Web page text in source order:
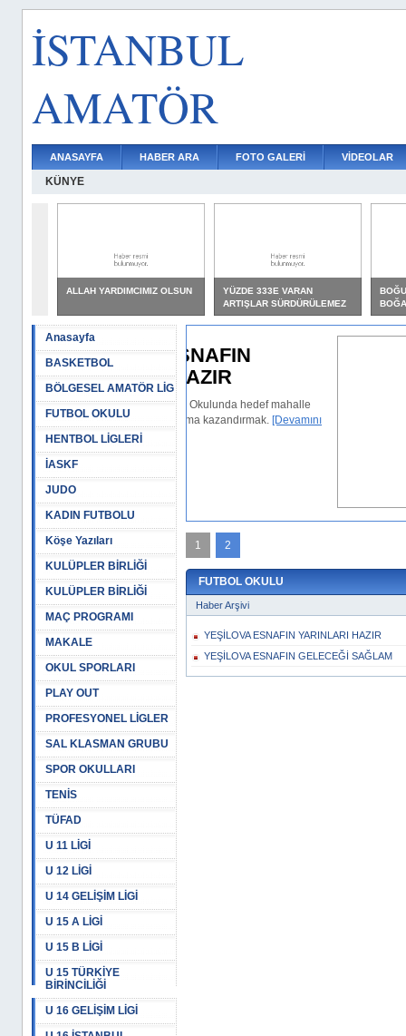
İSTANBUL
AMATÖR
ANASAYFA HABER ARA FOTO GALERİ VİDEOLAR
KÜNYE
ALLAH YARDIMCIMIZ OLSUN
YÜZDE 333E VARAN
ARTIŞLAR SÜRDÜRÜLEMEZ
Anasayfa
BASKETBOL
BÖLGESEL AMATÖR LİG
FUTBOL OKULU
HENTBOL LİGLERİ
İASKF
JUDO
KADIN FUTBOLU
Köşe Yazıları
KULÜPLER BİRLİĞİ
KULÜPLER BİRLİĞİ
MAÇ PROGRAMI
MAKALE
OKUL SPORLARI
PLAY OUT
PROFESYONEL LİGLER
SAL KLASMAN GRUBU
SPOR OKULLARI
TENİS
TÜFAD
U 11 LİGİ
U 12 LİGİ
U 14 GELİŞİM LİGİ
U 15 A LİGİ
U 15 B LİGİ
U 15 TÜRKİYE
BİRİNCİLİĞİ
U 16 GELİŞİM LİGİ
ESNAFIN
HAZIR
Futbol Okulunda hedef mahalle
ve topluma kazandırmak.
[Devamını
1 2
FUTBOL OKULU
Haber Arşivi
YEŞİLOVA ESNAFIN YARINLARI HAZIR
YEŞİLOVA ESNAFIN GELECEĞİ SAĞLAM